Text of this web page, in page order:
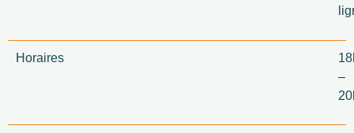
Horaires
–